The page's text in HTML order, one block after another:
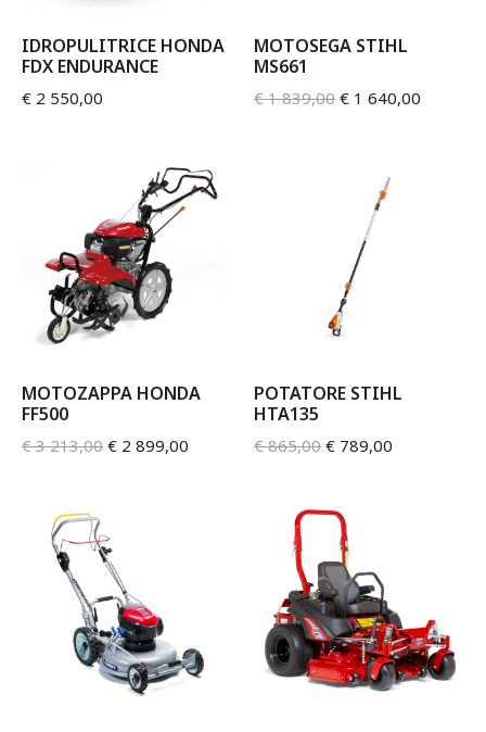
IDROPULITRICE HONDA
FDX ENDURANCE
€ 2 550,00
MOTOSEGA STIHL
MS661
€1 839,00 € 1 640,00
MOTOZAPPA HONDA
FF500
€3 213,00 € 2 899,00
POTATORE STIHL
HTA135
€865,00 € 789,00